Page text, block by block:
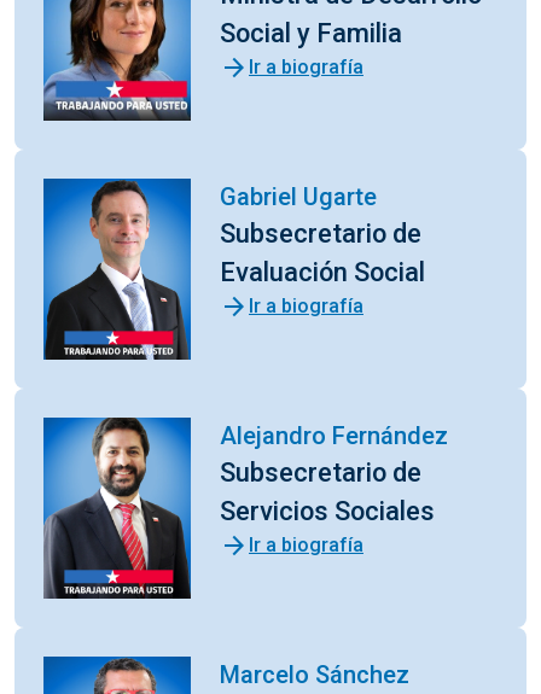
Social y Familia
arrow_forward Ir a biografía
Gabriel Ugarte
Subsecretario de
Evaluación Social
arrow_forward Ir a biografía
Alejandro Fernández
Subsecretario de
Servicios Sociales
arrow_forward Ir a biografía
Marcelo Sánchez